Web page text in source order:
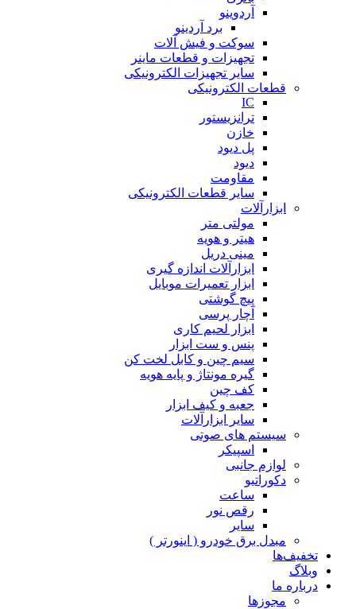
آردوینو
برد آردینو
سوکت و فیش آلات
تجهیزات و قطعات ماینر
سایر تجهیزات الکترونیکی
قطعات الکترونیکی
IC
ترانزیستور
خازن
پل دیود
دیود
مقاومت
سایر قطعات الکترونیکی
ابزارآلات
مولتی متر
هیتر و هویه
مینی دریل
ابزارآلات اندازه گیری
ابزار تعمیرات موبایل
پیچ گوشتی
آچار پرسی
ابزار لحیم کاری
پنس و ست ابزار
سیم چین و کابل لخت کن
گیره مونتاژ و پایه هویه
کف چین
جعبه و کیف ابزار
سایر ابزارآلات
سیستم های صوتی
اسپیکر
لوازم جانبی
دکوراتیو
ساعت
رقص نور
سایر
مبدل برق خودرو ( اینورتر )
تخفیف‌ها
وبلاگ
درباره ما
مجوزها